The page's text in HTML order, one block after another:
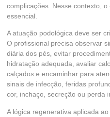
complicações. Nesse contexto,
essencial.
A atuação podológica deve ser
O profissional precisa observar
diária dos pés, evitar
hidratação adequada, avaliar
calçados e encaminhar para
sinais de infecção, feridas
cor, inchaço, secreção ou perda
A lógica regenerativa aplicada